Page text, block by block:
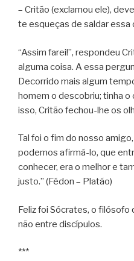
– Critão (exclamou ele),
te esqueças de saldar essa
“Assim farei!”, respondeu
alguma coisa. A essa
Decorrido mais algum
homem o descobriu; tinha
isso, Critão fechou-lhe os
Tal foi o fim do nosso
podemos afirmá-lo, que
conhecer, era o melhor e
justo.” (Fédon – Platão)
Feliz foi Sócrates, o filósofo
não entre discípulos.
***